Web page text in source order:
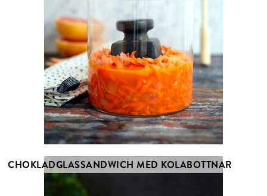
CHOKLADGLASSANDWICH MED KOLABOTTNAR